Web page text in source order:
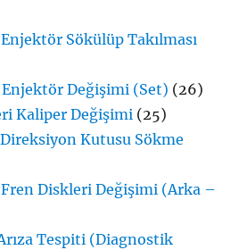
Sökülüp Takılması
Değişimi (Set) (26)
Kaliper Değişimi (25)
Kutusu Sökme
Diskleri Değişimi (Arka –
Tespiti (Diagnostik